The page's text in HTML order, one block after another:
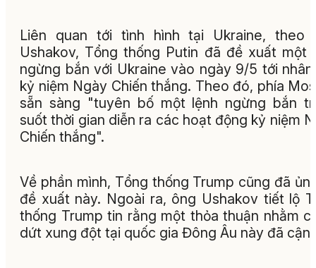
Liên quan tới tình hình tại Ukraine, theo
Ushakov, Tổng thống Putin đã đề xuất một
ngừng bắn với Ukraine vào ngày 9/5 tới
kỷ niệm Ngày Chiến thắng. Theo đó, phía
sẵn sàng "tuyên bố một lệnh ngừng bắn
suốt thời gian diễn ra các hoạt động kỷ niệm
Chiến thắng".
Về phần mình, Tổng thống Trump cũng đã
đề xuất này. Ngoài ra, ông Ushakov tiết lộ
thống Trump tin rằng một thỏa thuận nhằm
dứt xung đột tại quốc gia Đông Âu này đã cận